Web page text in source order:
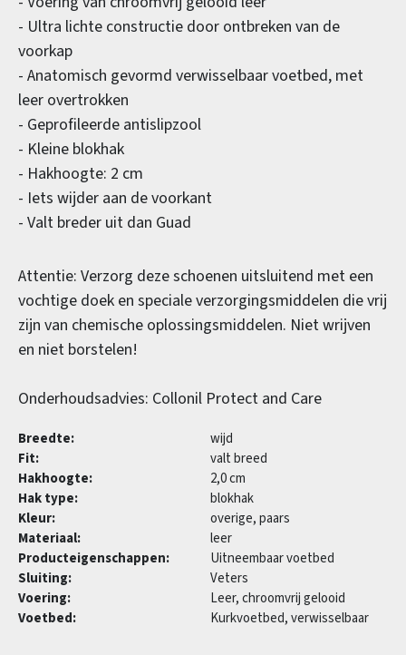
- Ultra lichte constructie door ontbreken van de
voorkap
- Anatomisch gevormd verwisselbaar voetbed, met
leer overtrokken
- Geprofileerde antislipzool
- Kleine blokhak
- Hakhoogte: 2 cm
- Iets wijder aan de voorkant
- Valt breder uit dan Guad
Attentie: Verzorg deze schoenen uitsluitend met een
vochtige doek en speciale verzorgingsmiddelen die vrij
zijn van chemische oplossingsmiddelen. Niet wrijven
en niet borstelen!
Onderhoudsadvies: Collonil Protect and Care
Breedte:
wijd
Fit:
valt breed
Hakhoogte:
2,0 cm
Hak type:
blokhak
Kleur:
overige, paars
Materiaal:
leer
Producteigenschappen:
Uitneembaar voetbed
Sluiting:
Veters
Voering:
Leer, chroomvrij gelooid
Voetbed:
Kurkvoetbed, verwisselbaar